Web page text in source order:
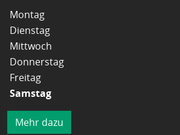
Montag
Dienstag
Mittwoch
Donnerstag
Freitag
Samstag
Mehr dazu